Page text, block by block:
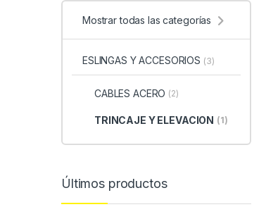
Mostrar todas las categorías
ESLINGAS Y ACCESORIOS (3)
CABLES ACERO (2)
TRINCAJE Y ELEVACION (1)
Últimos productos